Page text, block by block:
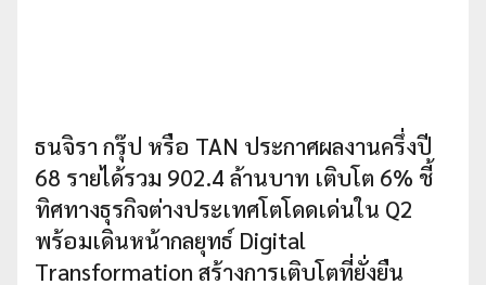
ธนจิรา กรุ๊ป หรือ TAN ประกาศผลงานครึ่งปี
68 รายได้รวม 902.4 ล้านบาท เติบโต 6% ชี้
ทิศทางธุรกิจต่างประเทศโตโดดเด่นใน Q2
พร้อมเดินหน้ากลยุทธ์ Digital
Transformation สร้างการเติบโตที่ยั่งยืน